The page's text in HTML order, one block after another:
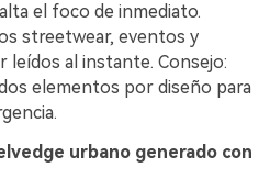
el foco de inmediato.
streetwear, eventos y
leídos al instante. Consejo:
elementos por diseño para
urbano generado con